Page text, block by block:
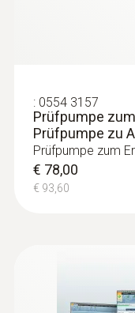
: 0554 3157
Prüfpumpe
Prüfpumpe zu
Prüfpumpe zum
€ 78,00
€ 93,60